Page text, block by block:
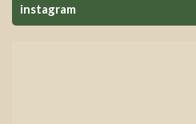
instagram